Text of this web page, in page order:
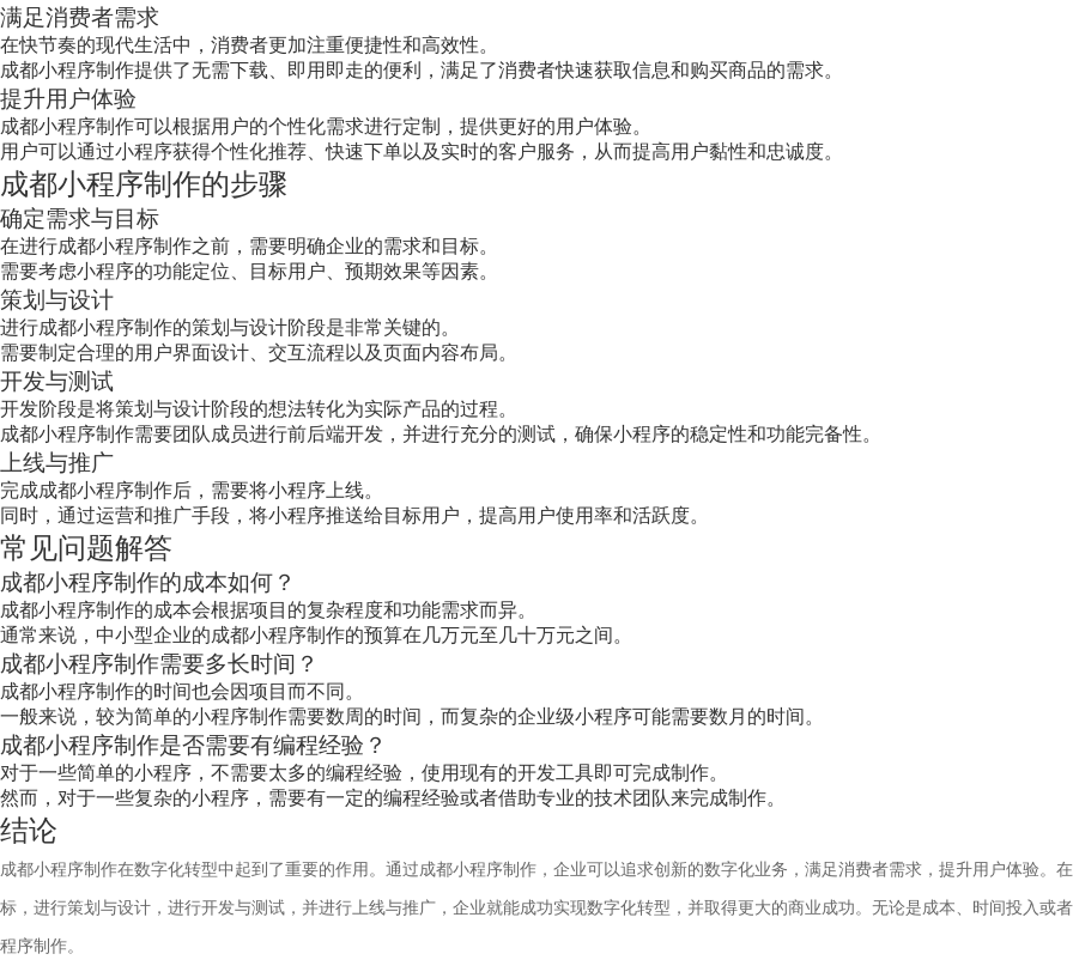
满足消费者需求
在快节奏的现代生活中，消费者更加注重便捷性和高效性。
成都小程序制作提供了无需下载、即用即走的便利，满足了消费者快速获取信息和购买商品的需求。
提升用户体验
成都小程序制作可以根据用户的个性化需求进行定制，提供更好的用户体验。
用户可以通过小程序获得个性化推荐、快速下单以及实时的客户服务，从而提高用户黏性和忠诚度。
成都小程序制作的步骤
确定需求与目标
在进行成都小程序制作之前，需要明确企业的需求和目标。
需要考虑小程序的功能定位、目标用户、预期效果等因素。
策划与设计
进行成都小程序制作的策划与设计阶段是非常关键的。
需要制定合理的用户界面设计、交互流程以及页面内容布局。
开发与测试
开发阶段是将策划与设计阶段的想法转化为实际产品的过程。
成都小程序制作需要团队成员进行前后端开发，并进行充分的测试，确保小程序的稳定性和功能完备性。
上线与推广
完成成都小程序制作后，需要将小程序上线。
同时，通过运营和推广手段，将小程序推送给目标用户，提高用户使用率和活跃度。
常见问题解答
成都小程序制作的成本如何？
成都小程序制作的成本会根据项目的复杂程度和功能需求而异。
通常来说，中小型企业的成都小程序制作的预算在几万元至几十万元之间。
成都小程序制作需要多长时间？
成都小程序制作的时间也会因项目而不同。
一般来说，较为简单的小程序制作需要数周的时间，而复杂的企业级小程序可能需要数月的时间。
成都小程序制作是否需要有编程经验？
对于一些简单的小程序，不需要太多的编程经验，使用现有的开发工具即可完成制作。
然而，对于一些复杂的小程序，需要有一定的编程经验或者借助专业的技术团队来完成制作。
结论
成都小程序制作在数字化转型中起到了重要的作用。通过成都小程序制作，企业可以追求创新的数字化业务，满足消费者需求，提升用户体验
标，进行策划与设计，进行开发与测试，并进行上线与推广，企业就能成功实现数字化转型，并取得更大的商业成功。无论是成本、时间投入或
程序制作。